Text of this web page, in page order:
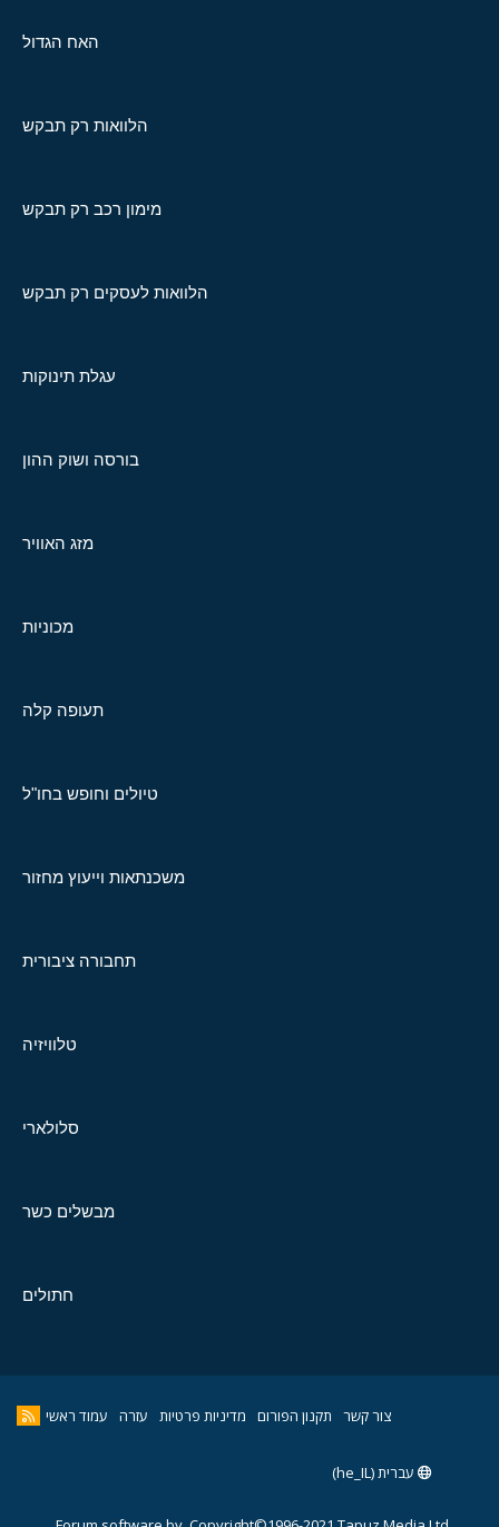
האח הגדול
הלוואות רק תבקש
מימון רכב רק תבקש
הלוואות לעסקים רק תבקש
עגלת תינוקות
בורסה ושוק ההון
מזג האוויר
מכוניות
תעופה קלה
טיולים וחופש בחו"ל
משכנתאות וייעוץ מחזור
תחבורה ציבורית
טלוויזיה
סלולארי
מבשלים כשר
חתולים
צור קשר תקנון הפורום מדיניות פרטיות עזרה עמוד ראשי
עברית (he_IL)